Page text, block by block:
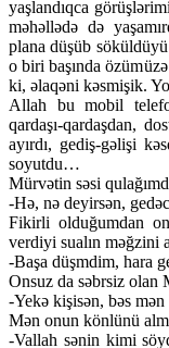
yaşlandıqca
məhəllədə də
plana düşüb
o biri başında
ki, əlaqəni kəsmişik.
Allah bu mobil
qardaşı-qardaşdan,
ayırdı, gediş-gəlişi
soyutdu…
Mürvətin səsi
-Hə, nə deyirsən,
Fikirli olduğumdan
verdiyi sualın məğzini
-Başa düşmdim, hara
Onsuz da səbrsiz olan
-Yekə kişisən, bəs
Mən onun könlünü
-Vallah sənin kimi